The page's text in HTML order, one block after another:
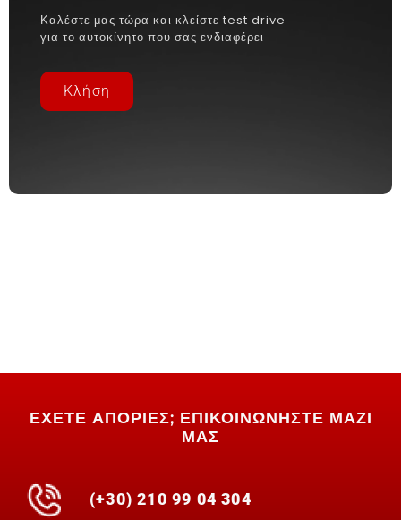
Καλέστε μας τώρα και κλείστε test drive
για το αυτοκίνητο που σας ενδιαφέρει
Κλήση
ΕΧΕΤΕ ΑΠΟΡΙΕΣ; ΕΠΙΚΟΙΝΩΝΗΣΤΕ ΜΑΖΙ
ΜΑΣ
(+30) 210 99 04 304